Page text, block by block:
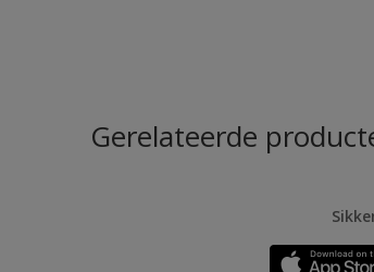
Gerelateerde